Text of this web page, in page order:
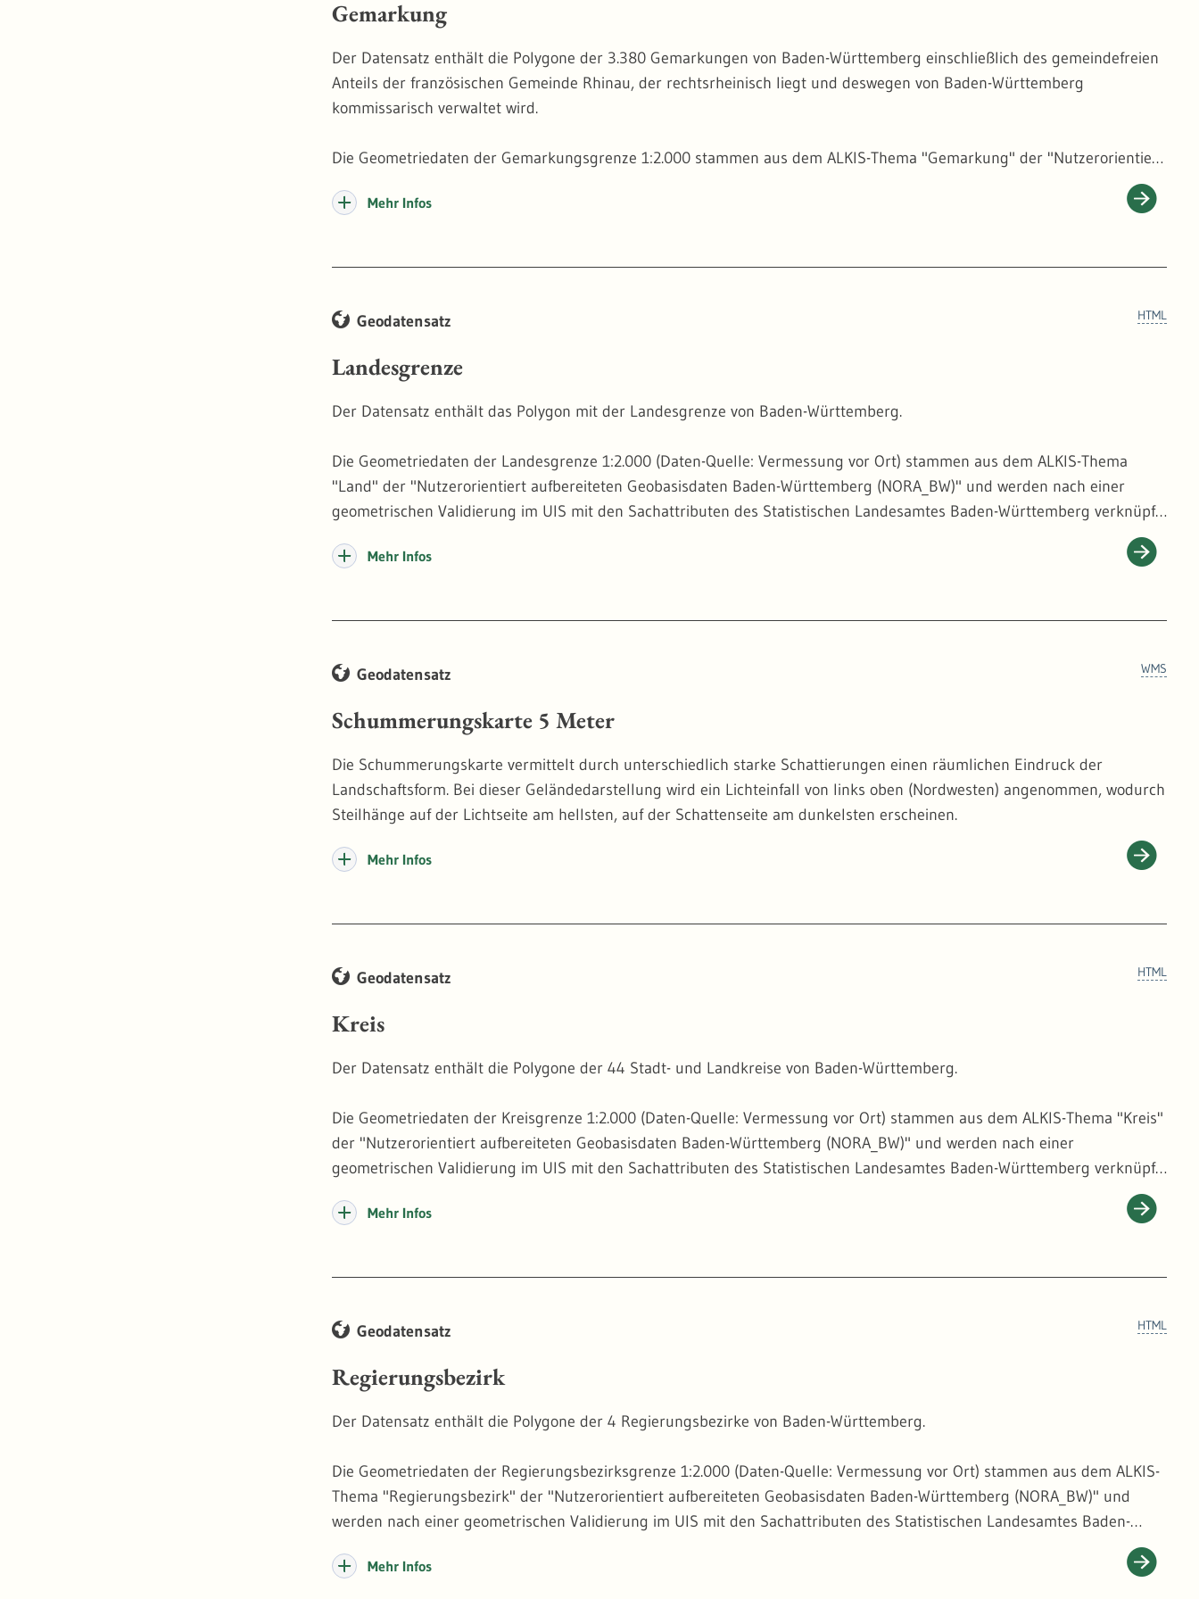
Gemarkung
Der Datensatz enthält die Polygone der 3.380 Gemarkungen von Baden-Württemberg einschließlich des gemeindefreien
Anteils der französischen Gemeinde Rhinau, der rechtsrheinisch liegt und deswegen von Baden-Württemberg
kommissarisch verwaltet wird.
Die Geometriedaten der Gemarkungsgrenze 1:2.000 stammen aus dem ALKIS-Thema "Gemarkung" der "Nutzerorientiert
aufbereiteten Geobasisdaten Baden-Württemberg (NORA_BW)" und werden nach einer geometrischen Validierung im UIS
mit den Sachattributen des Statistischen Landesamtes Baden-Württemberg verknüpft.
Mehr Infos
HTML
Geodatensatz
Landesgrenze
Der Datensatz enthält das Polygon mit der Landesgrenze von Baden-Württemberg.
Die Geometriedaten der Landesgrenze 1:2.000 (Daten-Quelle: Vermessung vor Ort) stammen aus dem ALKIS-Thema
"Land" der "Nutzerorientiert aufbereiteten Geobasisdaten Baden-Württemberg (NORA_BW)" und werden nach einer
geometrischen Validierung im UIS mit den Sachattributen des Statistischen Landesamtes Baden-Württemberg verknüpft.
hierfür verwendeten Geometriedaten entstammen dem Basis-DLM Thema "Land" aus NORA_BW. Auch dieser Datensatz
Mehr Infos
WMS
Geodatensatz
Schummerungskarte 5 Meter
Die Schummerungskarte vermittelt durch unterschiedlich starke Schattierungen einen räumlichen Eindruck der
Landschaftsform. Bei dieser Geländedarstellung wird ein Lichteinfall von links oben (Nordwesten) angenommen, wodurch
Steilhänge auf der Lichtseite am hellsten, auf der Schattenseite am dunkelsten erscheinen.
Mehr Infos
HTML
Geodatensatz
Kreis
Der Datensatz enthält die Polygone der 44 Stadt- und Landkreise von Baden-Württemberg.
Die Geometriedaten der Kreisgrenze 1:2.000 (Daten-Quelle: Vermessung vor Ort) stammen aus dem ALKIS-Thema "Kreis"
der "Nutzerorientiert aufbereiteten Geobasisdaten Baden-Württemberg (NORA_BW)" und werden nach einer
geometrischen Validierung im UIS mit den Sachattributen des Statistischen Landesamtes Baden-Württemberg verknüpft.
Analog wird mit der Kreisgrenze 1:10.000 (Daten-Quelle: Erfassung aus dem Digitalen Orthophoto) verfahren. Die hierfür
verwendeten Geometriedaten entstammen dem Basis-DLM Thema "Kreis" aus NORA_BW. Auch dieser Datensatz wird
Mehr Infos
HTML
Geodatensatz
Regierungsbezirk
Der Datensatz enthält die Polygone der 4 Regierungsbezirke von Baden-Württemberg.
Die Geometriedaten der Regierungsbezirksgrenze 1:2.000 (Daten-Quelle: Vermessung vor Ort) stammen aus dem ALKIS-
Thema "Regierungsbezirk" der "Nutzerorientiert aufbereiteten Geobasisdaten Baden-Württemberg (NORA_BW)" und
werden nach einer geometrischen Validierung im UIS mit den Sachattributen des Statistischen Landesamtes Baden-
Analog wird mit der Regierungsbezirksgrenze 1:10.000 (Daten-Quelle: Erfassung aus dem Digitalen Orthophoto)
Mehr Infos